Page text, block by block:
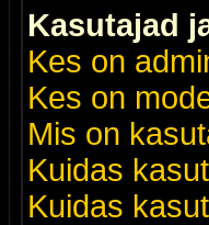
Kasutajad
Kes on
Kes on
Mis on
Kuidas
Kuidas